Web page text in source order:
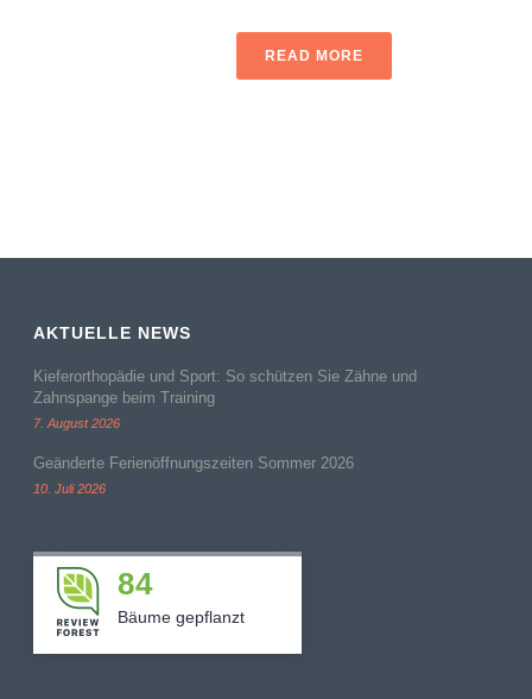
READ MORE
AKTUELLE NEWS
Kieferorthopädie und Sport: So schützen Sie Zähne und
Zahnspange beim Training
7. August 2026
Geänderte Ferienöffnungszeiten Sommer 2026
10. Juli 2026
84
Bäume gepflanzt